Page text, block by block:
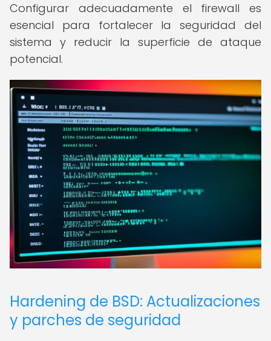
Configurar adecuadamente el firewall es
esencial para fortalecer la seguridad del
sistema y reducir la superficie de ataque
potencial.
Hardening de BSD: Actualizaciones
y parches de seguridad